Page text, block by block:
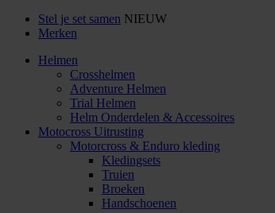
Stel je set samen NIEUW
Merken
Helmen
Crosshelmen
Adventure Helmen
Trial Helmen
Helm Onderdelen & Accessoires
Motocross Uitrusting
Motorcross & Enduro kleding
Kledingsets
Truien
Broeken
Handschoenen